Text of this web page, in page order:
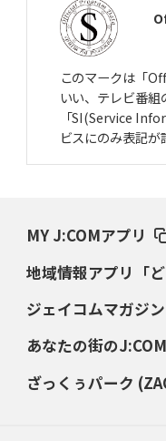
このマークは「
いい、テレビ番組
「SI(Service
ビスにのみ表記が
MY J:COMアプリ
地域情報アプリ「ど
ジェイコムマガジ
あなたの街の
ざっくぅパーク